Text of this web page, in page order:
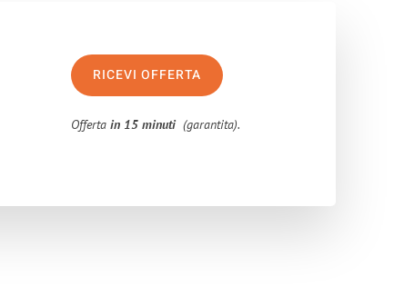
RICEVI OFFERTA
Offertain 15 minuti (garantita).